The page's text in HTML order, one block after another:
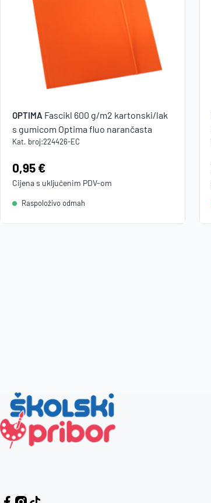
OPTIMA Fascikl 600 g/m2 kartonski/lak
s gumicom Optima fluo narančasta
Kat. broj:224426-EC
Cijena:
0,95 €
Cijena s uključenim PDV-om
Raspoloživo odmah